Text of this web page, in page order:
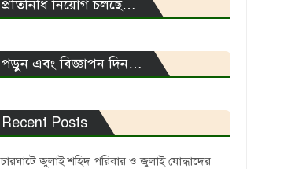
প্রতিনিধি নিয়োগ চলছে…
পড়ুন এবং বিজ্ঞাপন দিন…
Recent Posts
চারঘাটে জুলাই শহিদ পরিবার ও জুলাই যোদ্ধাদের